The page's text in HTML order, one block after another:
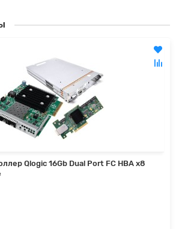
Qlogic 16Gb Dual Port FC HBA x8